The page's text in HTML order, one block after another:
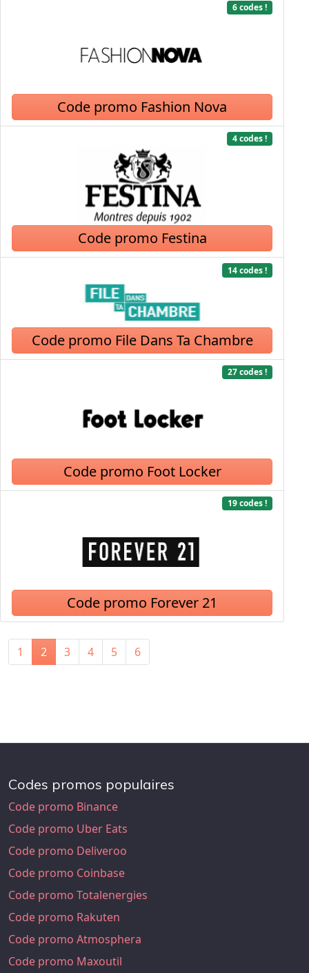
6 codes !
Code promo Fashion Nova
4 codes !
Code promo Festina
14 codes !
Code promo File Dans Ta Chambre
27 codes !
Code promo Foot Locker
19 codes !
Code promo Forever 21
1 2 3 4 5 6
Codes promos populaires
Code promo Binance
Code promo Uber Eats
Code promo Deliveroo
Code promo Coinbase
Code promo Totalenergies
Code promo Rakuten
Code promo Atmosphera
Code promo Maxoutil